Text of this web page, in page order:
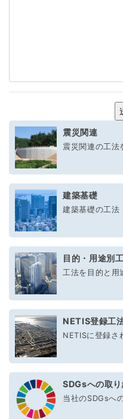
震災関連
震災関連の工法
建築基礎
建築基礎の工法
目的・用途別
工法を目的と用
NETIS登録工
NETISに登録さ
SDGsへの取
当社のSDGsへ